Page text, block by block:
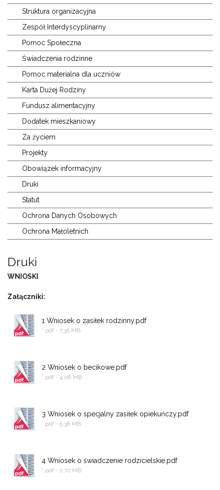
Struktura organizacyjna
Zespół Interdyscyplinarny
Pomoc Społeczna
Świadczenia rodzinne
Pomoc materialna dla uczniów
Karta Dużej Rodziny
Fundusz alimentacyjny
Dodatek mieszkaniowy
Za życiem
Projekty
Obowiązek informacyjny
Druki
Statut
Ochrona Danych Osobowych
Ochrona Małoletnich
Druki
WNIOSKI
Załączniki:
1 Wniosek o zasiłek rodzinny.pdf
*.pdf - 7.36 MB
2 Wniosek o becikowe.pdf
*.pdf - 4.08 MB
3 Wniosek o specjalny zasiłek opiekuńczy.pdf
*.pdf - 5.38 MB
4 Wniosek o świadczenie rodzicielskie.pdf
*.pdf - 2.72 MB